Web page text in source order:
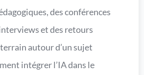
des conférences
et des retours
autour d’un sujet
intégrer l’IA dans le